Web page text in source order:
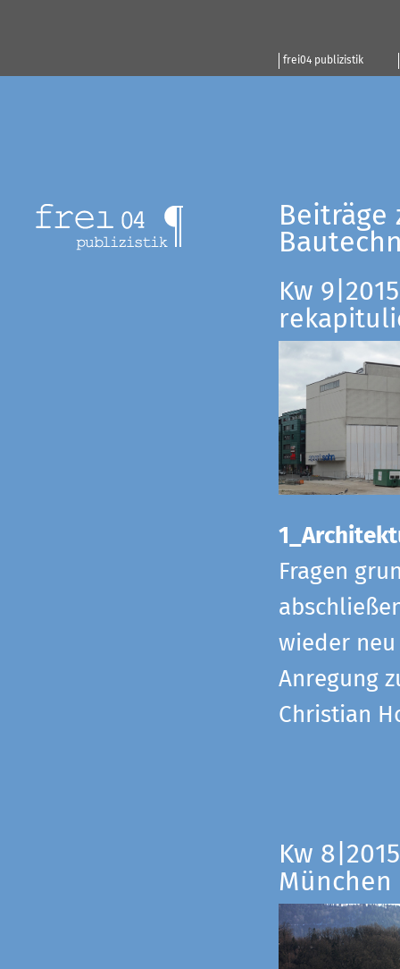
frei04 publizistik
Beiträge
Kw
Fragen
wieder
Anregung
Christian
Kw
München